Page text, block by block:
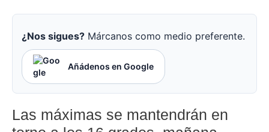
¿Nos sigues? Márcanos como medio preferente.
Añádenos en Google
Las máximas se mantendrán en